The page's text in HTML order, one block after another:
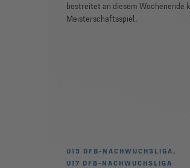
bestreitet an diesem Wochenende
Meisterschaftsspiel.
U19 DFB-NACHWUCHSLIGA,
U17 DFB-NACHWUCHSLIGA